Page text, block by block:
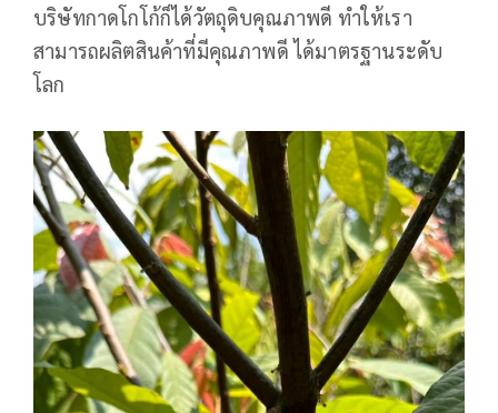
บริษัทกาดโกโก้ก็ได้วัตถุดิบคุณภาพดี ทำให้เรา
สามารถผลิตสินค้าที่มีคุณภาพดี ได้มาตรฐานระดับ
โลก